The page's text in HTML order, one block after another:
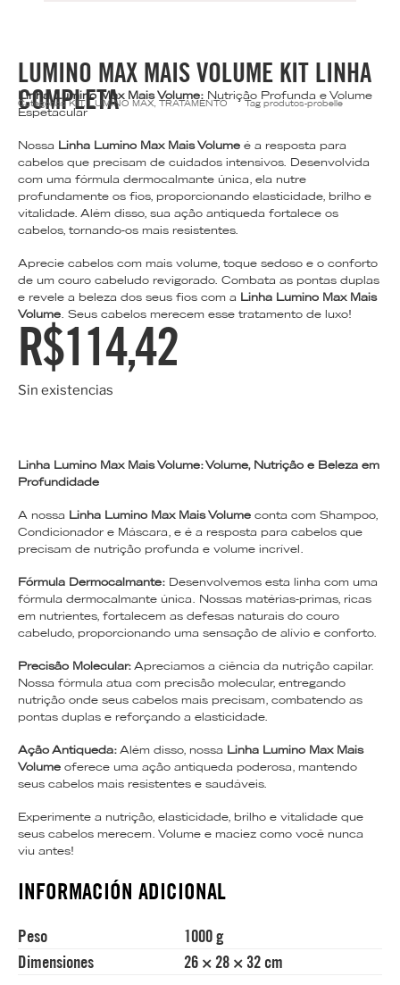
LUMINO MAX MAIS VOLUME KIT LINHA
COMPLETA
Categorias KIT, LUMINO MAX TRATAMENTO Tag produtos-probelle
Linha Lumino Max Mais Volume: Nutrição Profunda e Volume
Espetacular
Nossa Linha Lumino Max Mais Volume é a resposta para
cabelos que precisam de cuidados intensivos. Desenvolvida
com uma fórmula dermocalmante única, ela nutre
profundamente os fios, proporcionando elasticidade, brilho e
vitalidade. Além disso, sua ação antiqueda fortalece os
cabelos, tornando-os mais resistentes.
Aprecie cabelos com mais volume, toque sedoso e o conforto
de um couro cabeludo revigorado. Combata as pontas duplas
e revele a beleza dos seus fios com a Linha Lumino Max Mais
Volume. Seus cabelos merecem esse tratamento de luxo!
R$114,42
Sin existencias
Linha Lumino Max Mais Volume: Volume, Nutrição e Beleza em
Profundidade
A nossa Linha Lumino Max Mais Volume conta com Shampoo,
Condicionador e Máscara, e é a resposta para cabelos que
precisam de nutrição profunda e volume incrível.
Fórmula Dermocalmante: Desenvolvemos esta linha com uma
fórmula dermocalmante única. Nossas matérias-primas, ricas
em nutrientes, fortalecem as defesas naturais do couro
cabeludo, proporcionando uma sensação de alívio e conforto.
Precisão Molecular: Apreciamos a ciência da nutrição capilar.
Nossa fórmula atua com precisão molecular, entregando
nutrição onde seus cabelos mais precisam, combatendo as
pontas duplas e reforçando a elasticidade.
Ação Antiqueda: Além disso, nossa Linha Lumino Max Mais
Volume oferece uma ação antiqueda poderosa, mantendo
seus cabelos mais resistentes e saudáveis.
Experimente a nutrição, elasticidade, brilho e vitalidade que
seus cabelos merecem. Volume e maciez como você nunca
viu antes!
INFORMACIÓN ADICIONAL
Peso
1000 g
Dimensiones
26 × 28 × 32 cm